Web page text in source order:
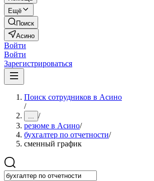
Ещё
Поиск
Асино
Войти
Войти
Зарегистрироваться
Поиск сотрудников в Асино
/
... /
резюме в Асино/
бухгалтер по отчетности/
сменный график